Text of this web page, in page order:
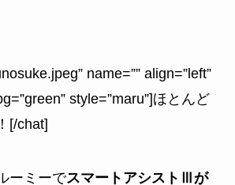
name=”” align=”left”
style=”maru”]ほとんど
[/chat]
ーミーでスマートアシストⅢが